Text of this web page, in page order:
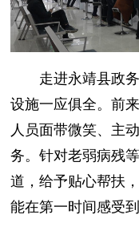
走进永靖县政务
设施一应俱全。前
人员面带微笑、主
务。针对老弱病残
道，给予贴心帮扶
能在第一时间感受